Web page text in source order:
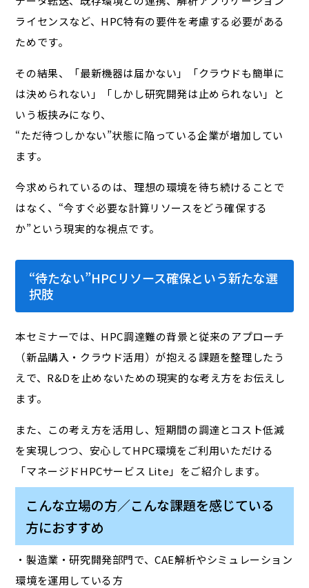
ライセンスなど、HPC特有の要件を考慮する必要がある
ためです。
その結果、「最新機器は届かない」「クラウドも簡単に
は決められない」「しかし研究開発は止められない」と
いう板挟みになり、
“ただ待つしかない”状態に陥っている企業が増加してい
ます。
今求められているのは、理想の環境を待ち続けることで
はなく、“今すぐ必要な計算リソースをどう確保する
か”という現実的な視点です。
“待たない”HPCリソース確保という新たな選
択肢
本セミナーでは、HPC調達難の背景と従来のアプローチ
（新品購入・クラウド活用）が抱える課題を整理したう
えで、R&Dを止めないための現実的な考え方をお伝えし
ます。
また、この考え方を活用し、短期間の調達とコスト低減
を実現しつつ、安心してHPC環境をご利用いただける
「マネージドHPCサービス Lite」をご紹介します。
こんな立場の方／こんな課題を感じている
方におすすめ
・製造業・研究開発部門で、CAE解析やシミュレーション
環境を運用している方